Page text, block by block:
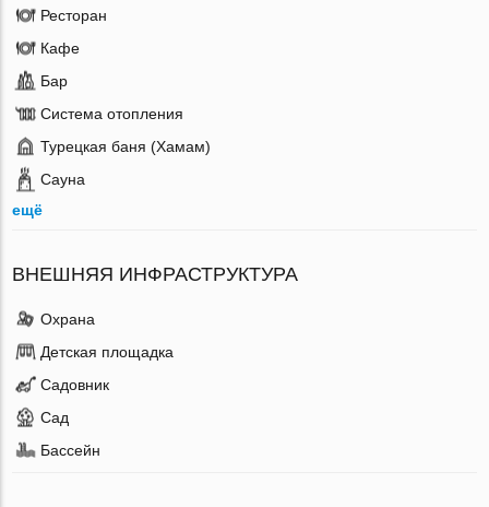
Ресторан
Кафе
Бар
Система отопления
Турецкая баня (Хамам)
Сауна
ещё
ВНЕШНЯЯ ИНФРАСТРУКТУРА
Охрана
Детская площадка
Садовник
Сад
Бассейн